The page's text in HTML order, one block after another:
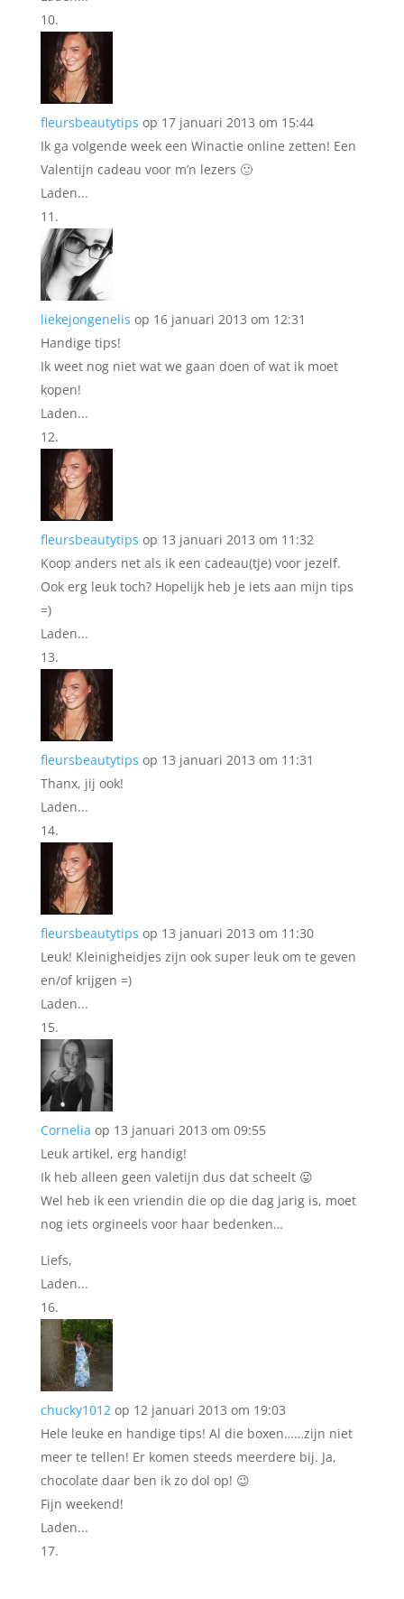
fleursbeautytips op 17 januari 2013 om 15:44
Ik ga volgende week een Winactie online zetten! Een
Valentijn cadeau voor m’n lezers 🙂
Laden...
liekejongenelis op 16 januari 2013 om 12:31
Handige tips!
Ik weet nog niet wat we gaan doen of wat ik moet
kopen!
Laden...
fleursbeautytips op 13 januari 2013 om 11:32
Koop anders net als ik een cadeau(tje) voor jezelf.
Ook erg leuk toch? Hopelijk heb je iets aan mijn tips
=)
Laden...
fleursbeautytips op 13 januari 2013 om 11:31
Thanx, jij ook!
Laden...
fleursbeautytips op 13 januari 2013 om 11:30
Leuk! Kleinigheidjes zijn ook super leuk om te geven
en/of krijgen =)
Laden...
Cornelia op 13 januari 2013 om 09:55
Leuk artikel, erg handig!
Ik heb alleen geen valetijn dus dat scheelt 😛
Wel heb ik een vriendin die op die dag jarig is, moet
nog iets orgineels voor haar bedenken…
Liefs,
Laden...
chucky1012 op 12 januari 2013 om 19:03
Hele leuke en handige tips! Al die boxen……zijn niet
meer te tellen! Er komen steeds meerdere bij. Ja,
chocolate daar ben ik zo dol op! 😉
Fijn weekend!
Laden...